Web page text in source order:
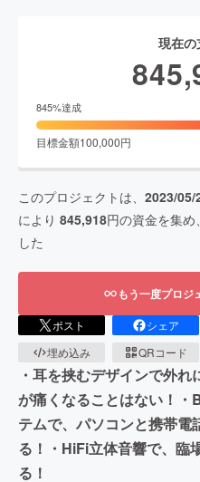
現在
845%達成
目標金額100,000円
このプロジェクトは、 2023/05/
により 845,918円の資金を集め
した
もう一度プロジ
ポスト シェア
埋め込み
QRコード
・耳を挟むデザインで外
が痛くなることはない！
テムで、パソコンと携帯電
る！・HiFi立体音響で、臨
る！